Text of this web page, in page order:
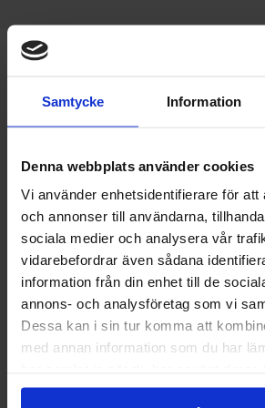
Samtycke Information
Denna webbplats använder cookies
Vi använder enhetsidentifierare för att
och annonser till användarna,
sociala medier och analysera vår
vidarebefordrar även sådana
information från din enhet till de
annons- och analysföretag som vi
Dessa kan i sin tur komma att
med annan information som du har
Slutbesiktning -
att kraven
bygg- eller renoveringsprojekt för
arbetet uppfyller avtalade krav. Vi
utförandet noggrant och
fel eller brister som behöver
noteras i ett protokoll som används
vidare arbete. Entreprenören får
till avvikelser innan projektet kan
fall görs en efterbesiktning för att
åtgärderna är korrekt utförda. På
Besiktningsman Mariestad